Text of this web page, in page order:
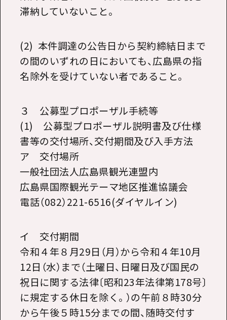
滞納していないこと。
(2) 本件調達の公告日から契約締結日まで
の間のいずれの日においても、広島県の指
名除外を受けていない者であること。
３ 公募型プロポーザル手続等
(1) 公募型プロポーザル説明書及び仕様
書等の交付場所、交付期間及び入手方法
ア 交付場所
一般社団法人広島県観光連盟内
広島県国際観光テーマ地区推進協議会
電話（082）221-6516(ダイヤルイン)
イ 交付期間
令和４年８月29日（月）から令和４年10月
12日（水）まで（土曜日、日曜日及び国民の
祝日に関する法律〔昭和23年法律第178号〕
に規定する休日を除く。）の午前８時30分
から午後５時15分までの間、随時交付す